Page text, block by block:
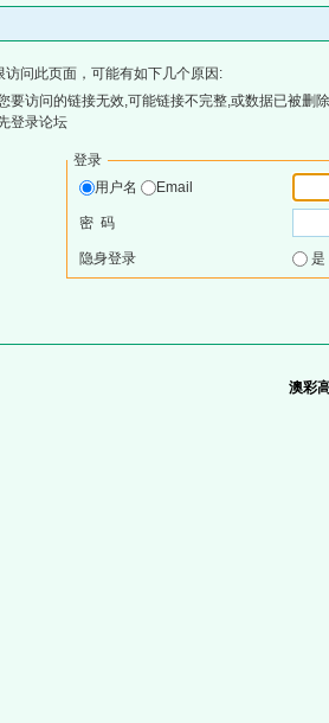
问此页面，可能有如下几个原因:
要访问的链接无效,可能链接不完整,或数据已被删
登录论坛
登录
用户名
Email
密 码
隐身登录
澳彩